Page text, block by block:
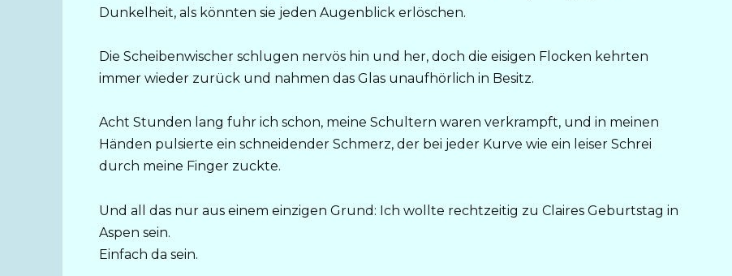
Dunkelheit, als könnten sie jeden Augenblick erlöschen.
Die Scheibenwischer schlugen nervös hin und her, doch die eisigen Flocken kehrten
immer wieder zurück und nahmen das Glas unaufhörlich in Besitz.
Acht Stunden lang fuhr ich schon, meine Schultern waren verkrampft, und in meinen
Händen pulsierte ein schneidender Schmerz, der bei jeder Kurve wie ein leiser Schrei
durch meine Finger zuckte.
Und all das nur aus einem einzigen Grund: Ich wollte rechtzeitig zu Claires Geburtstag in
Aspen sein.
Einfach da sein.